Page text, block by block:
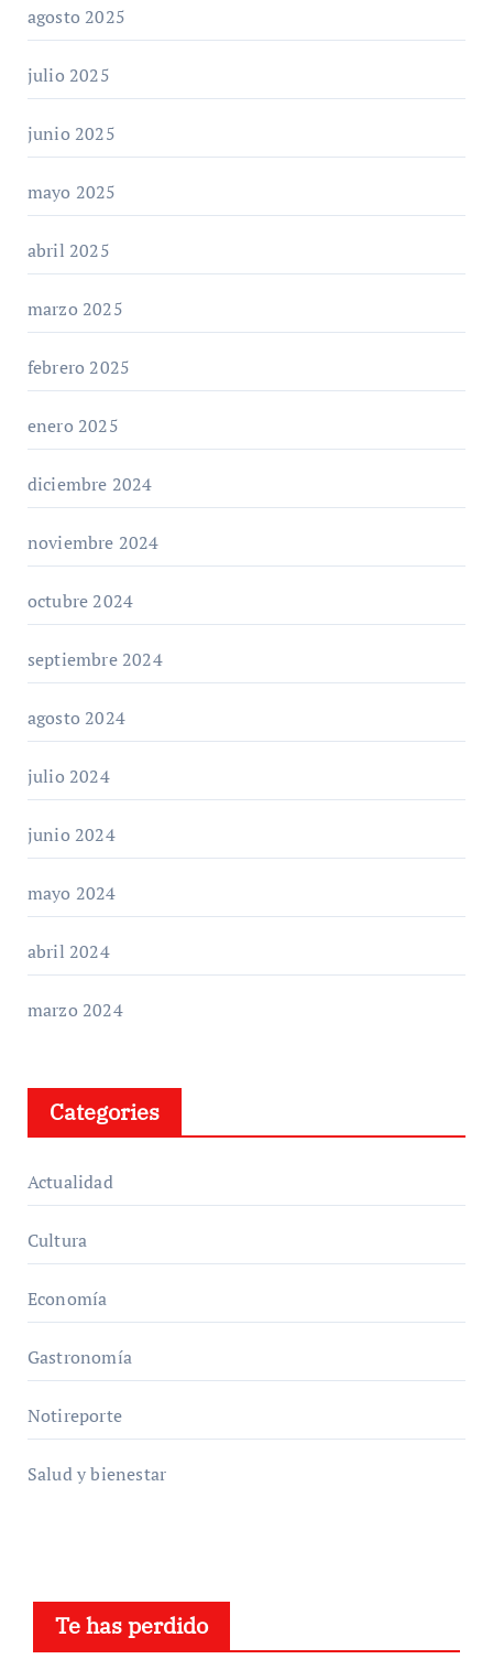
agosto 2025
julio 2025
junio 2025
mayo 2025
abril 2025
marzo 2025
febrero 2025
enero 2025
diciembre 2024
noviembre 2024
octubre 2024
septiembre 2024
agosto 2024
julio 2024
junio 2024
mayo 2024
abril 2024
marzo 2024
Categories
Actualidad
Cultura
Economía
Gastronomía
Notireporte
Salud y bienestar
Te has perdido